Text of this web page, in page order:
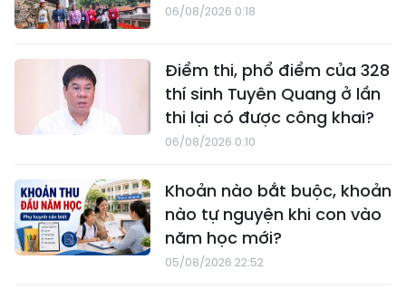
06/08/2026 0:18
Điểm thi, phổ điểm của 328
thí sinh Tuyên Quang ở lần
thi lại có được công khai?
06/08/2026 0:10
Khoản nào bắt buộc, khoản
nào tự nguyện khi con vào
năm học mới?
05/08/2026 22:52